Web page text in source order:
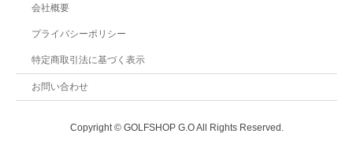
会社概要
プライバシーポリシー
特定商取引法に基づく表示
お問い合わせ
Copyright © GOLFSHOP G.O All Rights Reserved.